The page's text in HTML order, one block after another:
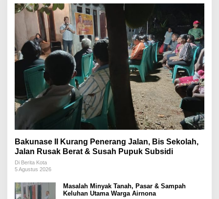
Bakunase II Kurang Penerang Jalan, Bis Sekolah,
Jalan Rusak Berat & Susah Pupuk Subsidi
Di Berita Kota
5 Agustus 2026
Masalah Minyak Tanah, Pasar & Sampah
Keluhan Utama Warga Airnona